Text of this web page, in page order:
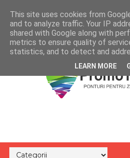
This site uses cookies from
and to analyze traffic. Your IP
shared with Google along with
metrics to ensure quality of
statistics, and to detect and
LEARN MORE